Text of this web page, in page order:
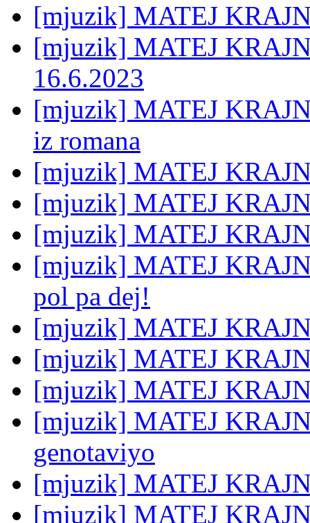
[mjuzik] MATEJ
[mjuzik] MATEJ
16.6.2023
[mjuzik] MATEJ
iz romana
[mjuzik] MATEJ
[mjuzik] MATEJ
[mjuzik] MATEJ
[mjuzik] MATEJ
pol pa dej!
[mjuzik] MATEJ
[mjuzik] MATEJ
[mjuzik] MATEJ
[mjuzik] MATEJ
genotaviyo
[mjuzik] MATEJ
[mjuzik] MATEJ